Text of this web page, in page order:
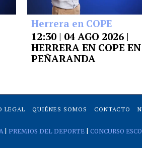
Herrera en COPE
12:30 | 04 AGO 2026 |
HERRERA EN COPE EN
PEÑARANDA
LEGAL QUIÉNES SOMOS CONTACTO
| PREMIOS DEL DEPORTE| CONCURSO